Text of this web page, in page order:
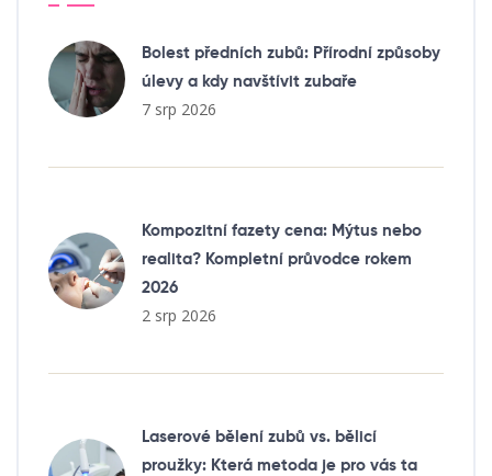
Bolest předních zubů: Přírodní způsoby
úlevy a kdy navštívit zubaře
7 srp 2026
Kompozitní fazety cena: Mýtus nebo
realita? Kompletní průvodce rokem
2026
2 srp 2026
Laserové bělení zubů vs. bělicí
proužky: Která metoda je pro vás ta